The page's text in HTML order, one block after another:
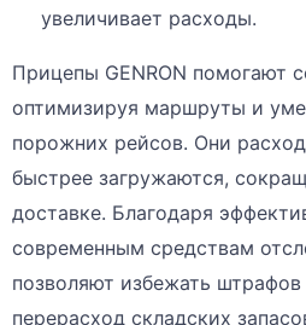
увеличивает расходы.
Прицепы GENRON помогают
оптимизируя маршруты и
порожних рейсов. Они
быстрее загружаются,
доставке. Благодаря
современным средствам
позволяют избежать
перерасход складских